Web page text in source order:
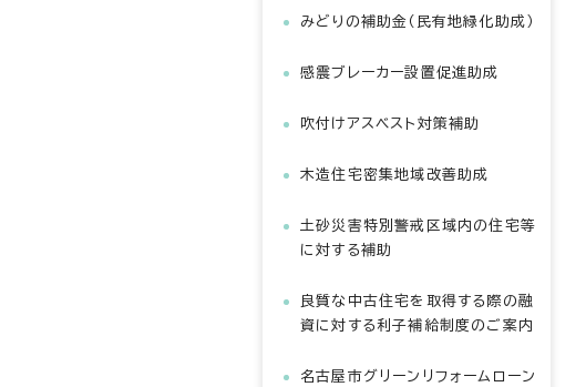
みどりの補助金（民有地緑化助成）
感震ブレーカー設置促進助成
吹付けアスベスト対策補助
木造住宅密集地域改善助成
土砂災害特別警戒区域内の住宅等
に対する補助
良質な中古住宅を取得する際の融
資に対する利子補給制度のご案内
名古屋市グリーンリフォームローン